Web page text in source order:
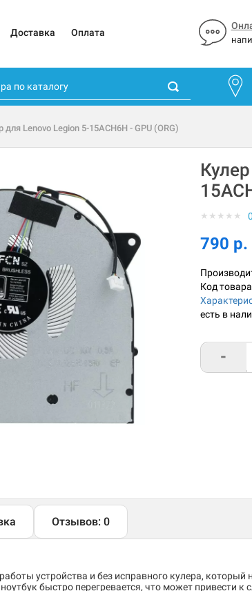
Доставка Оплата
для Lenovo Legion 5-15ACH6H - GPU (ORG)
★ ★ ★ ★ ★
790 р.
Код
есть в
-
Отзывов: 0
устройства и без исправного кулера,
быстро перегревается, что может привести